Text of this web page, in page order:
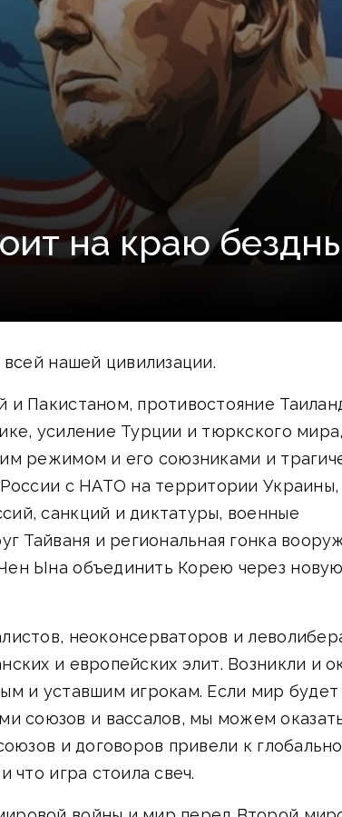
на краю
нашей цивилизации.
Пакистаном, противостояние
усиление Турции и тюркского
режимом и его союзниками и
с НАТО на территории Украины,
санкций и диктатуры, военные
Тайваня и региональная гонка
Ына объединить Корею через
неоконсерваторов и
и европейских элит. Возникли и
и уставшим игрокам. Если мир будет
союзов и вассалов, мы можем
и договоров привели к
игра стоила свеч.